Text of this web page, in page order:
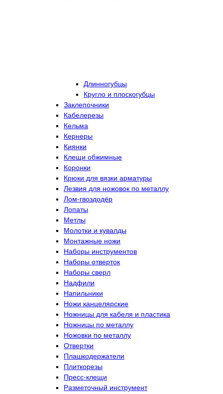
Длинногубцы
Кругло и плоскогубцы
Заклепочники
Кабелерезы
Кельма
Кернеры
Киянки
Клещи обжимные
Коронки
Крюки для вязки арматуры
Лезвия для ножовок по металлу
Лом-гвоздодёр
Лопаты
Метлы
Молотки и кувалды
Монтажные ножи
Наборы инструментов
Наборы отверток
Наборы сверл
Надфили
Напильники
Ножи канцелярские
Ножницы для кабеля и пластика
Ножницы по металлу
Ножовки по металлу
Отвертки
Плашкодержатели
Плиткорезы
Пресс-клещи
Разметочный инструмент